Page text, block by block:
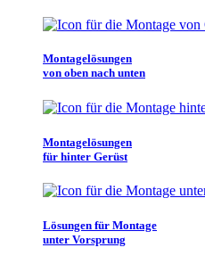
Montagelösungen
von oben nach unten
Montagelösungen
für hinter Gerüst
Lösungen für Montage
unter Vorsprung